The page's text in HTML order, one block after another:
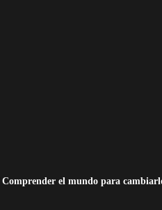
Comprender el mundo para